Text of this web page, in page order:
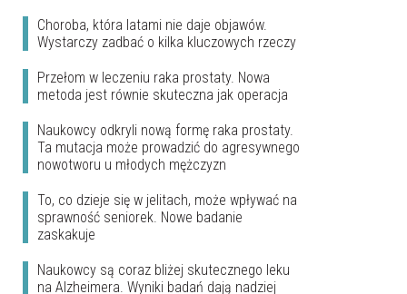
Choroba, która latami nie daje objawów.
Wystarczy zadbać o kilka kluczowych rzeczy
Przełom w leczeniu raka prostaty. Nowa
metoda jest równie skuteczna jak operacja
Naukowcy odkryli nową formę raka prostaty.
Ta mutacja może prowadzić do agresywnego
nowotworu u młodych mężczyzn
To, co dzieje się w jelitach, może wpływać na
sprawność seniorek. Nowe badanie
zaskakuje
Naukowcy są coraz bliżej skutecznego leku
na Alzheimera. Wyniki badań dają nadziej